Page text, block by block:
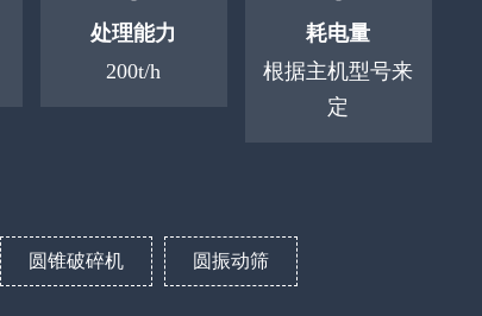
处理能力
200t/h
耗电量
根据主机型号来
定
圆锥破碎机 圆振动筛